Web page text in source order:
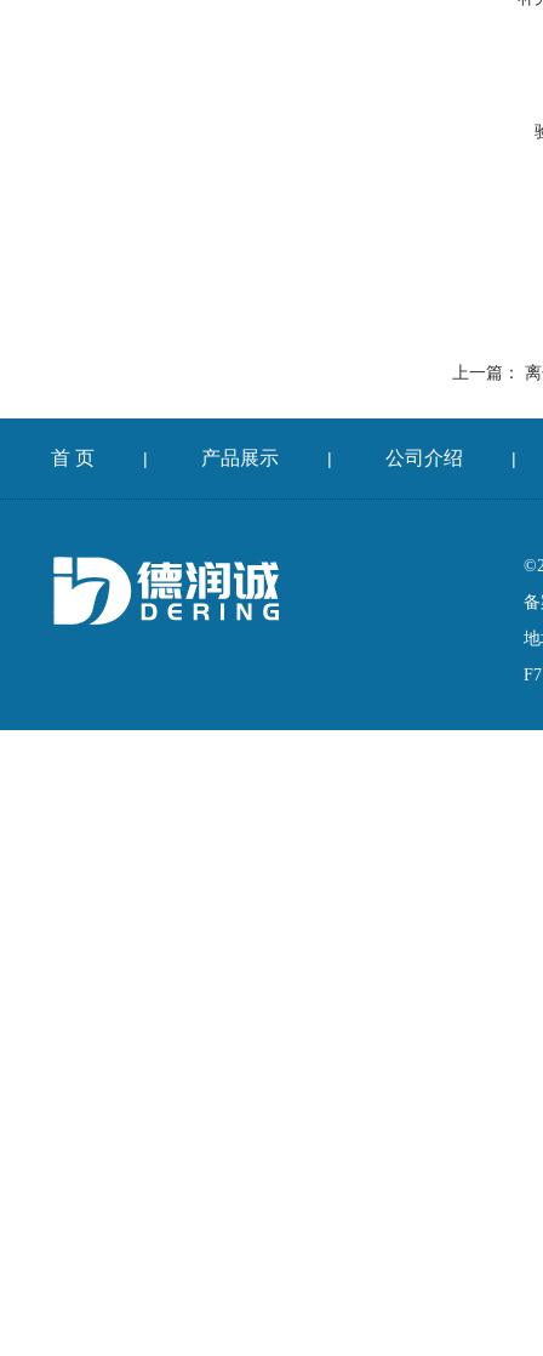
上一篇：
首 页 | 产品展示 | 公司介绍 |
备